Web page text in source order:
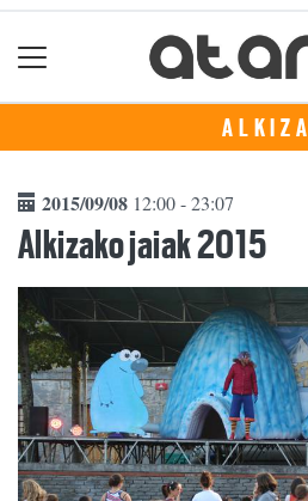
ALKIZA
2015/09/08 12:00 - 23:07
Alkizako jaiak 2015